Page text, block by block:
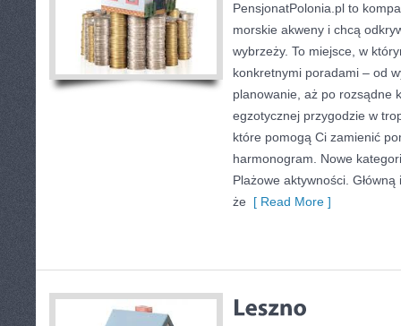
PensjonatPolonia.pl to
morskie akweny i chcą
wybrzeży. To miejsce, w
konkretnymi poradami – od
planowanie, aż po rozsądne
egzotycznej przygodzie w
które pomogą Ci zamienić
harmonogram. Nowe
Plażowe aktywności.
że [ Read More ]